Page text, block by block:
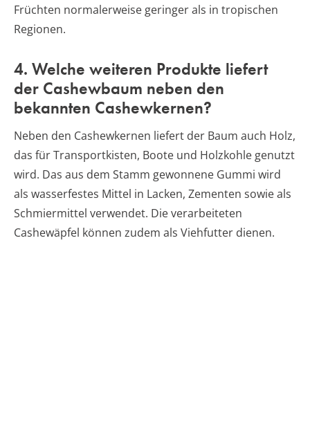
Früchten normalerweise geringer als in tropischen
Regionen.
4. Welche weiteren Produkte liefert
der Cashewbaum neben den
bekannten Cashewkernen?
Neben den Cashewkernen liefert der Baum auch Holz,
das für Transportkisten, Boote und Holzkohle genutzt
wird. Das aus dem Stamm gewonnene Gummi wird
als wasserfestes Mittel in Lacken, Zementen sowie als
Schmiermittel verwendet. Die verarbeiteten
Cashewäpfel können zudem als Viehfutter dienen.